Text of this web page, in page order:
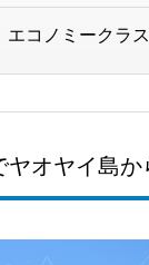
エコノミークラス
ヤオヤイ島